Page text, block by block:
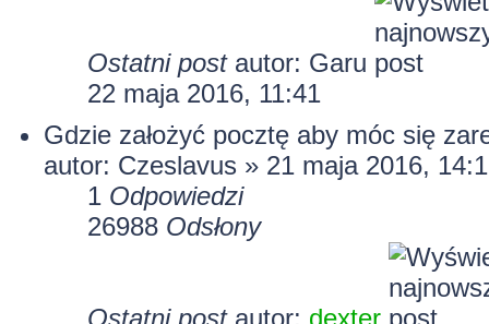
Ostatni post autor: Garu
22 maja 2016, 11:41
Gdzie założyć pocztę aby móc się
autor: Czeslavus » 21 maja 2016,
1 Odpowiedzi
26988 Odsłony
Ostatni post autor: dexter